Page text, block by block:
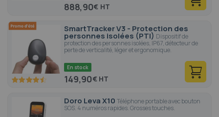
888,90€
SmartTracker V3 - Protection des
personnes isolées (PTI) Dispositif de
protection des personnes isolées, IP67, détecteur de
perte de verticalité, léger et ergonomique.
90 100
En stock
149,90€
Doro Leva X10 Téléphone portable avec bouton
SOS. 4 numéros rapides. Grosses touches.